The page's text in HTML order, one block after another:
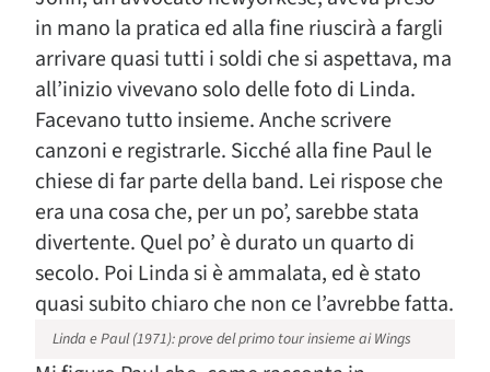
in mano la pratica ed alla fine riuscirà a fargli
arrivare quasi tutti i soldi che si aspettava, ma
all’inizio vivevano solo delle foto di Linda.
Facevano tutto insieme. Anche scrivere
canzoni e registrarle. Sicché alla fine Paul le
chiese di far parte della band. Lei rispose che
era una cosa che, per un po’, sarebbe stata
divertente. Quel po’ è durato un quarto di
secolo. Poi Linda si è ammalata, ed è stato
quasi subito chiaro che non ce l’avrebbe fatta.
Linda e Paul (1971): prove del primo tour insieme ai Wings